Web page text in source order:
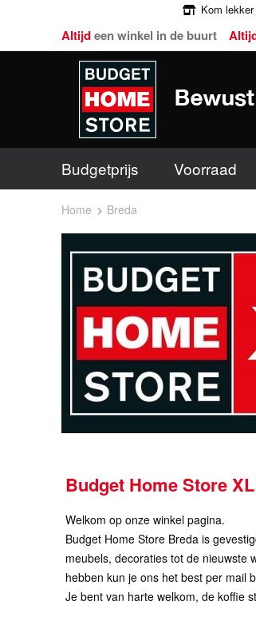
Kom
Altijdeen winkel in de buurt
Budgetprijs Voorraad
Home Breda
Budget Home Store
Welkom op onze winkel pagina.
Budget Home Store Breda is
meubels, decoraties tot de nieuwste
hebben kun je ons het best per mail
Je bent van harte welkom, de koffie